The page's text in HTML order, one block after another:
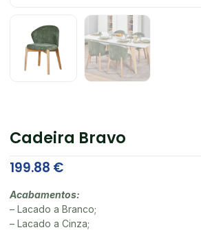
Cadeira Bravo
199.88 €
Acabamentos:
– Lacado a Branco;
– Lacado a Cinza;